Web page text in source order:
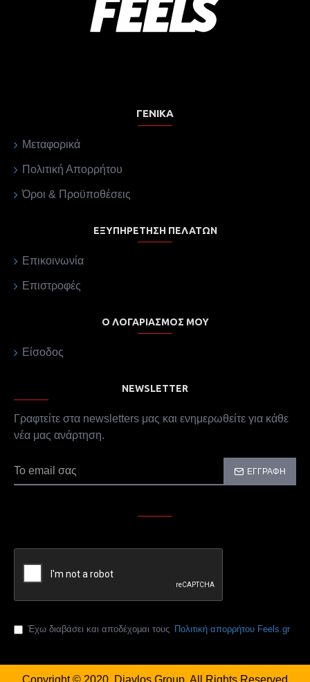
ΓΕΝΙΚΆ
Μεταφορικά
Πολιτική Απορρήτου
Όροι & Προϋποθέσεις
ΕΞΥΠΗΡΈΤΗΣΗ ΠΕΛΑΤΏΝ
Επικοινωνία
Επιστροφές
Ο ΛΟΓΑΡΙΑΣΜΌΣ ΜΟΥ
Είσοδος
NEWSLETTER
Γραφτείτε στα newsletters μας και ενημερωθείτε για κάθε
νέα μας ανάρτηση.
ΕΓΓΡΑΦΉ
Έχω διαβάσει και αποδέχομαι τους Πολιτική απορρήτου Feels.gr
Copyright © 2020, Diavlos Group, All Rights Reserved